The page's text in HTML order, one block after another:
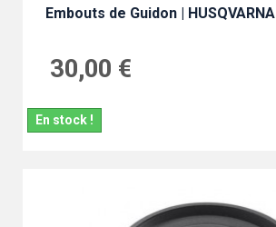
Embouts de Guidon | HUSQVARNA
30,00 €
En stock !